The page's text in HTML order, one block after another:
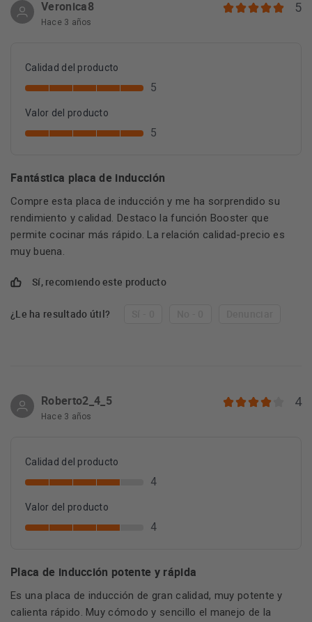
Veronica8
Hace 3 años
5
Calidad del producto
5
Valor del producto
5
Fantástica placa de inducción
Compre esta placa de inducción y me ha sorprendido su
rendimiento y calidad. Destaco la función Booster que
permite cocinar más rápido. La relación calidad-precio es
muy buena.
Sí, recomiendo este producto
¿Le ha resultado útil?
Roberto2_4_5
Hace 3 años
4
Calidad del producto
4
Valor del producto
4
Placa de inducción potente y rápida
Es una placa de inducción de gran calidad, muy potente y
calienta rápido. Muy cómodo y sencillo el manejo de la